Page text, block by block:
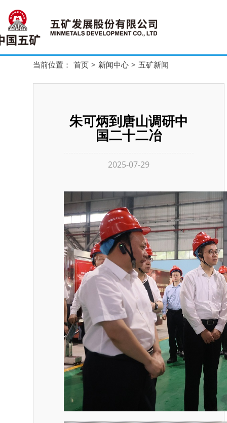
当前位置： 首页 > 新闻中心 > 五矿新闻
朱可炳到唐山调研中
国二十二冶
2025-07-29